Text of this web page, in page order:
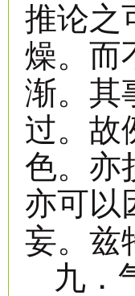
推论之
燥。而
渐。其
过。故
色。亦
亦可以
妄。兹
九．